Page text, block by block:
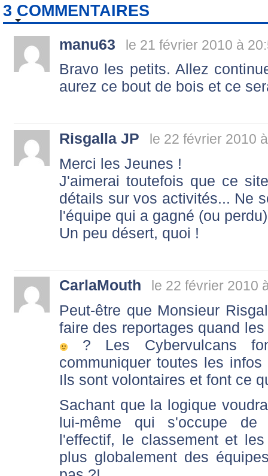
3 COMMENTAIRES
manu63 le 21 février 2010 à
Bravo les petits. Allez
aurez ce bout de bois et ce
Risgalla JP le 22 février 2010
Merci les Jeunes !
J'aimerai toutefois que ce
détails sur vos activités... Ne
l'équipe qui a gagné (ou
Un peu désert, quoi !
CarlaMouth le 22 février 2010
Peut-être que Monsieur
faire des reportages quand
? Les Cybervulcans
communiquer toutes les
Ils sont volontaires et font ce
Sachant que la logique
lui-même qui s'occupe de
l'effectif, le classement et
plus globalement des